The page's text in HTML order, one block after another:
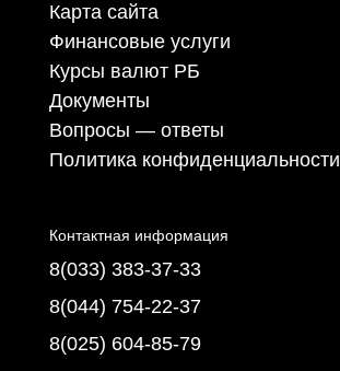
Карта сайта
Финансовые услуги
Курсы валют РБ
Документы
Вопросы — ответы
Политика конфиденциальности
Контактная информация
8(033) 383-37-33
8(044) 754-22-37
8(025) 604-85-79